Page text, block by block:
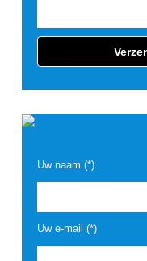
Uw naam (*)
Uw e-mail (*)